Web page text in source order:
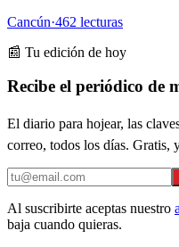
Cancún·462 lecturas
📰 Tu edición de hoy
Recibe el periódico de
El diario para hojear, las
correo, todos los días. Gratis,
Al suscribirte aceptas nuestro
baja cuando quieras.